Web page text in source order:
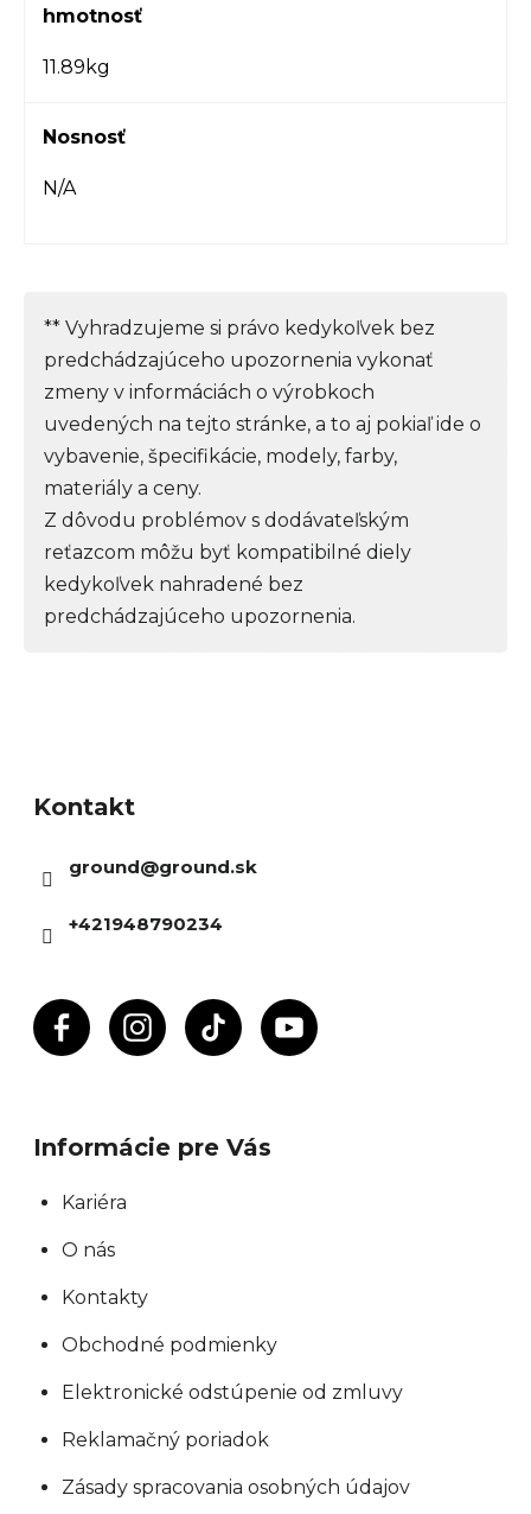
hmotnosť
11.89kg
Nosnosť
N/A
** Vyhradzujeme si právo kedykoľvek bez
predchádzajúceho upozornenia vykonať
zmeny v informáciách o výrobkoch
uvedených na tejto stránke, a to aj pokiaľ ide o
vybavenie, špecifikácie, modely, farby,
materiály a ceny.
Z dôvodu problémov s dodávateľským
reťazcom môžu byť kompatibilné diely
kedykoľvek nahradené bez
predchádzajúceho upozornenia.
Kontakt
ground@ground.sk
+421948790234
Informácie pre Vás
Kariéra
O nás
Kontakty
Obchodné podmienky
Elektronické odstúpenie od zmluvy
Reklamačný poriadok
Zásady spracovania osobných údajov